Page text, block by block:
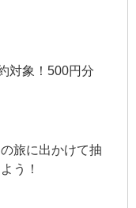
対象！500円分
旅に出かけて抽
う！